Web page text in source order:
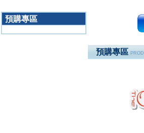
預購專區
預購專區